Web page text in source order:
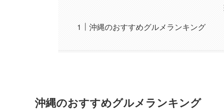
沖縄のおすすめグルメランキング
沖縄のおすすめグルメランキング